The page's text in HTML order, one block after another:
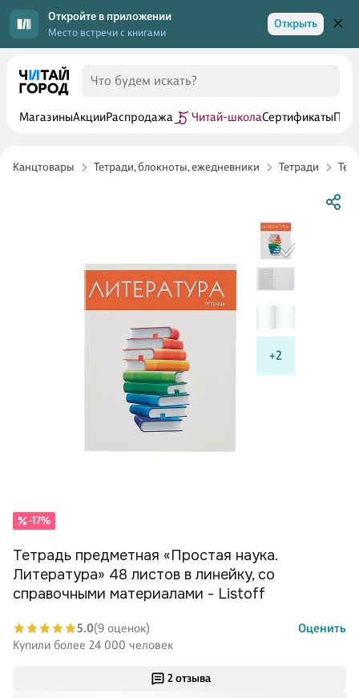
Откройте в приложении
Место встречи с книгами
Открыть
МагазиныАкцииРаспродажа Читай-школаСертификаты
Канцтовары Тетради, блокноты, ежедневники Тетради
+2
2 отзыва
-17%
Тетрадь предметная «Простая наука.
Литература» 48 листов в линейку, со
справочными материалами - Listoff
5.0(9 оценок)
Оценить
Купили более 24 000 человек